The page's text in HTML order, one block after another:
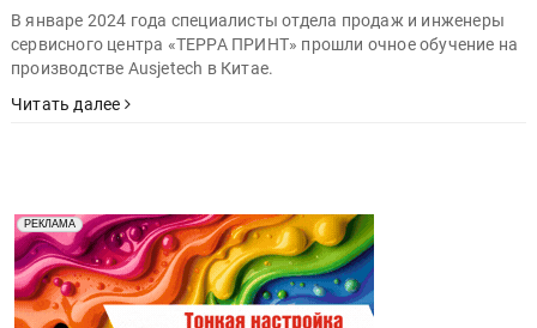
В январе 2024 года специалисты отдела продаж и инженеры
сервисного центра «ТЕРРА ПРИНТ» прошли очное обучение на
производстве Ausjetech в Китае.
Читать далее
РЕКЛАМА
Реклама. Рекламодатель ООО "Передовые Системы
Печати" erid: 2SDnjd2d4Qz